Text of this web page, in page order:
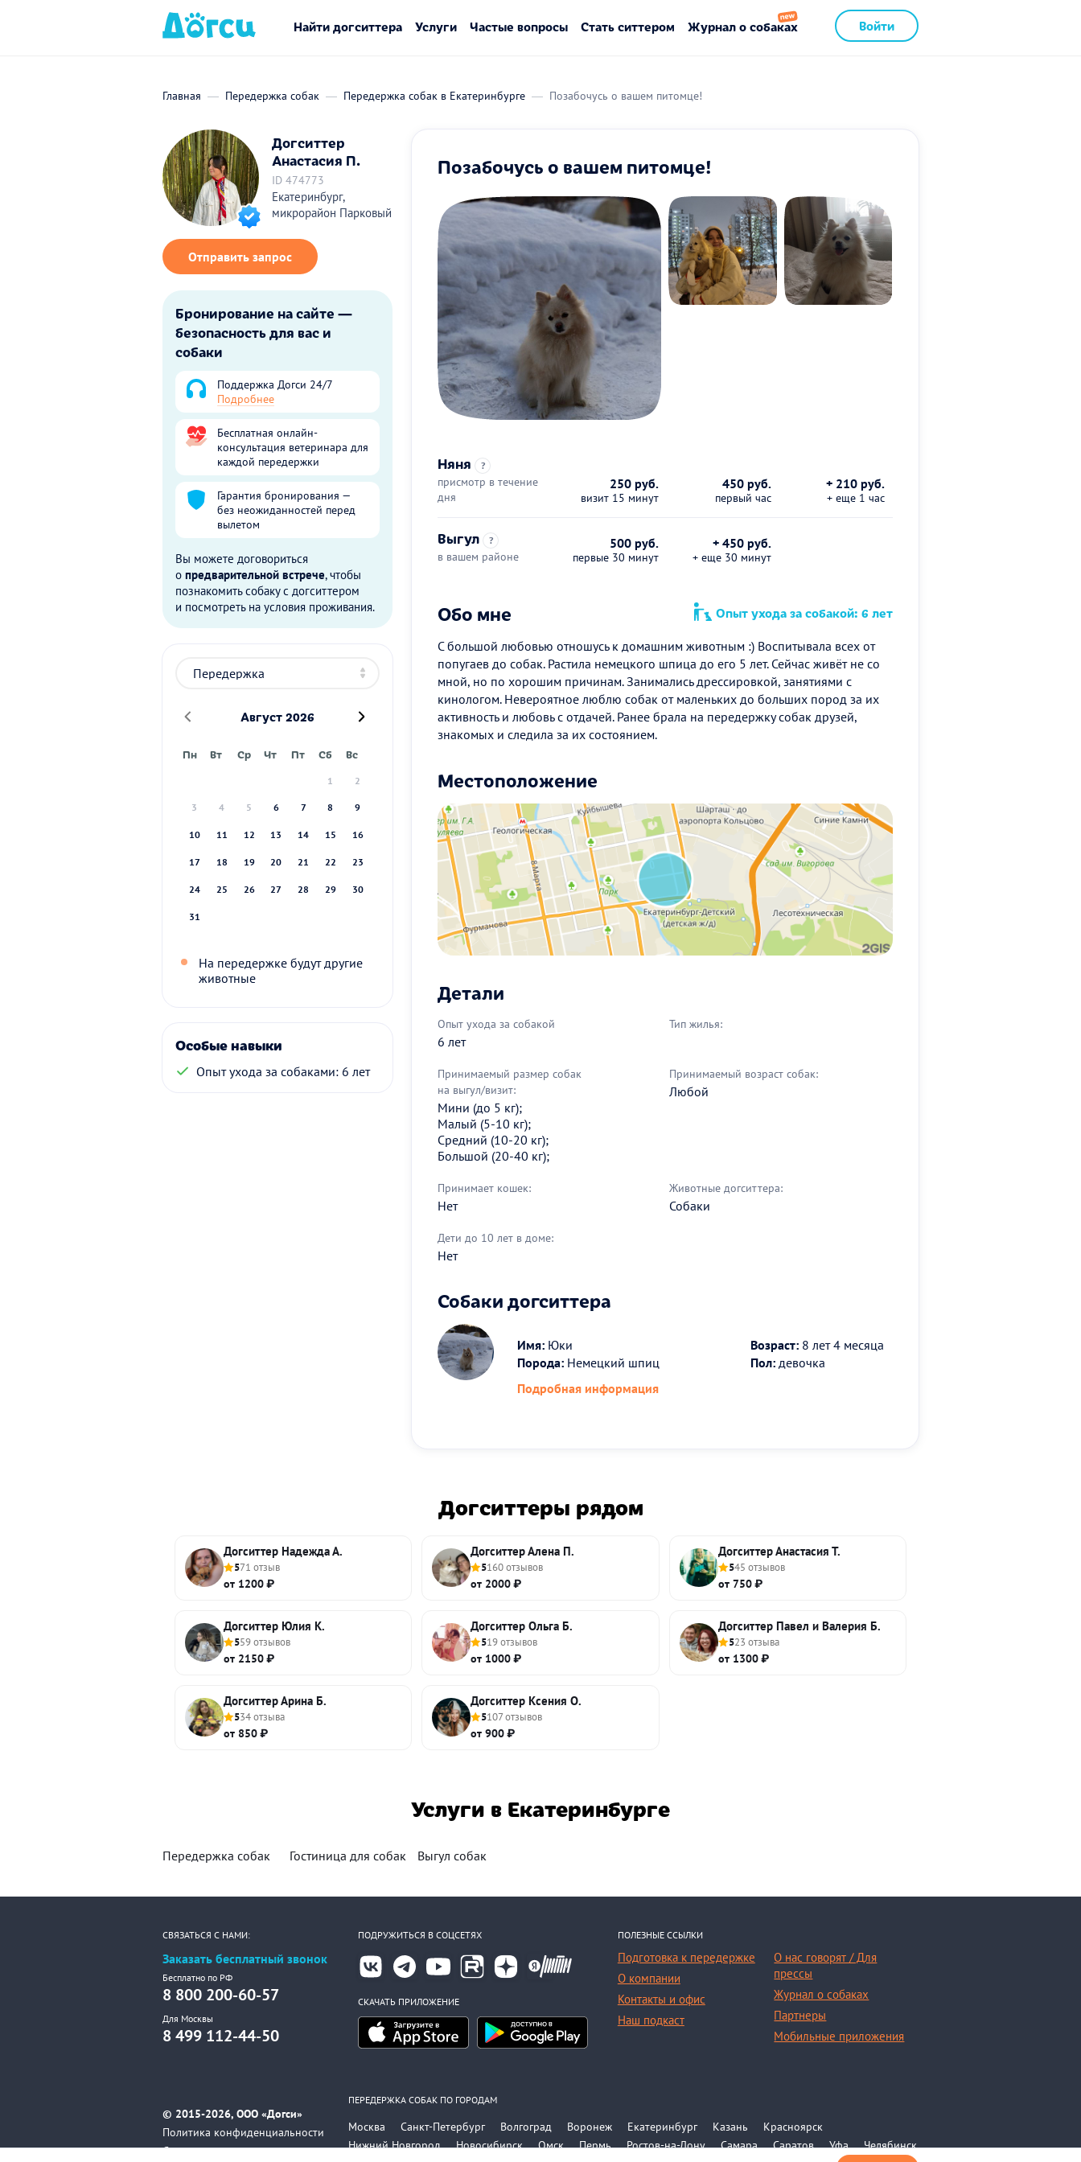
Войти
Найти догситтера Услуги Частые вопросы Стать ситтером Журнал о собаках
Главная Передержка собак Передержка собак в Екатеринбурге Позабочусь о вашем питомце!
Догситтер
Анастасия П.
ID 474773
Екатеринбург,
микрорайон Парковый
Отправить запрос
Бронирование на сайте —
безопасность для вас и
собаки
Поддержка Догси 24/7
Подробнее
Бесплатная онлайн-
консультация ветеринара для
каждой передержки
Гарантия бронирования —
без неожиданностей перед
вылетом
Вы можете договориться
о предварительной встрече, чтобы
познакомить собаку с догситтером
и посмотреть на условия проживания.
Август 2026
Пн Вт Ср Чт Пт Сб Вс
1 2
3 4 5 6 7 8 9
10 11 12 13 14 15 16
17 18 19 20 21 22 23
24 25 26 27 28 29 30
31
На передержке будут другие
животные
Особые навыки
Опыт ухода за собаками: 6 лет
Позабочусь о вашем питомце!
Няня ?
присмотр в течение
дня
250 руб.
визит 15 минут
450 руб.
первый час
+ 210 руб.
+ еще 1 час
Выгул ?
в вашем районе
500 руб.
первые 30 минут
+ 450 руб.
+ еще 30 минут
Обо мне Опыт ухода за собакой: 6 лет
С большой любовью отношусь к домашним животным :) Воспитывала всех от
попугаев до собак. Растила немецкого шпица до его 5 лет. Сейчас живёт не со
мной, но по хорошим причинам. Занимались дрессировкой, занятиями с
кинологом. Невероятное люблю собак от маленьких до больших пород за их
активность и любовь с отдачей. Ранее брала на передержку собак друзей,
знакомых и следила за их состоянием.
Местоположение
Детали
Опыт ухода за собакой
6 лет
Тип жилья:
Принимаемый размер собак
на выгул/визит:
Мини (до 5 кг);
Малый (5-10 кг);
Средний (10-20 кг);
Большой (20-40 кг);
Принимаемый возраст собак:
Любой
Принимает кошек:
Нет
Животные догситтера:
Собаки
Дети до 10 лет в доме:
Нет
Собаки догситтера
Имя: Юки
Порода: Немецкий шпиц
Возраст: 8 лет 4 месяца
Пол: девочка
Подробная информация
Догситтеры рядом
Догситтер Надежда А.
571 отзыв
от 1200 ₽
Догситтер Алена П.
5160 отзывов
от 2000 ₽
Догситтер Анастасия Т.
545 отзывов
от 750 ₽
Догситтер Юлия К.
559 отзывов
от 2150 ₽
Догситтер Ольга Б.
519 отзывов
от 1000 ₽
Догситтер Павел и Валерия Б.
523 отзыва
от 1300 ₽
Догситтер Арина Б.
534 отзыва
от 850 ₽
Догситтер Ксения О.
5107 отзывов
от 900 ₽
Услуги в Екатеринбурге
Передержка собак Гостиница для собак Выгул собак
СВЯЗАТЬСЯ С НАМИ:
Заказать бесплатный звонок
Бесплатно по РФ
8 800 200-60-57
Для Москвы
8 499 112-44-50
ПОДРУЖИТЬСЯ В СОЦСЕТЯХ
СКАЧАТЬ ПРИЛОЖЕНИЕ
ПОЛЕЗНЫЕ ССЫЛКИ
Подготовка к передержке
О компании
Контакты и офис
Наш подкаст
О нас говорят / Для
прессы
Журнал о собаках
Партнеры
Мобильные приложения
© 2015-2026, ООО «Догси»
Политика конфиденциальности
Соглашение
ПЕРЕДЕРЖКА СОБАК ПО ГОРОДАМ
Москва Санкт-Петербург Волгоград Воронеж Екатеринбург Казань
Красноярск
Нижний Новгород
Новосибирск Омск Пермь Ростов-на-Дону Самара Саратов Уфа
Челябинск